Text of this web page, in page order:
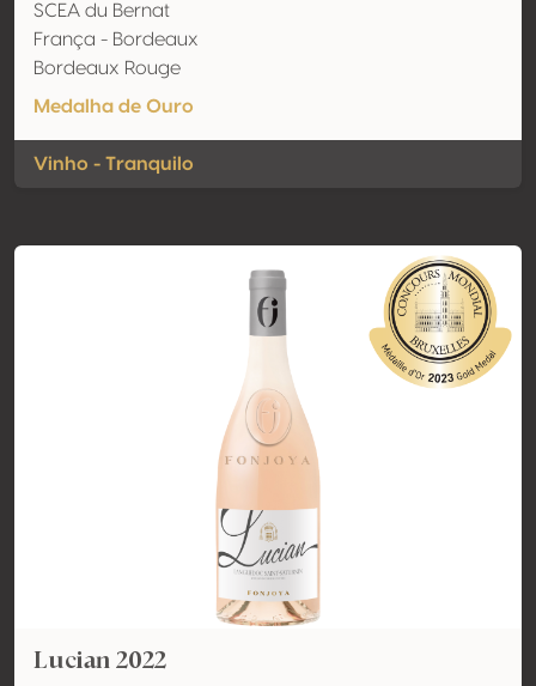
SCEA du Bernat
França - Bordeaux
Bordeaux Rouge
Medalha de Ouro
Vinho - Tranquilo
Lucian 2022